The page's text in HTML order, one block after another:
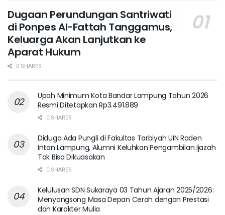
Dugaan Perundungan Santriwati
di Ponpes Al-Fattah Tanggamus,
Keluarga Akan Lanjutkan ke
Aparat Hukum ‎
0 SHARES
Upah Minimum Kota Bandar Lampung Tahun 2026
Resmi Ditetapkan Rp3.491.889
0 SHARES
Diduga Ada Pungli di Fakultas Tarbiyah UIN Raden
Intan Lampung, Alumni Keluhkan Pengambilan Ijazah
Tak Bisa Dikuasakan
0 SHARES
Kelulusan SDN Sukaraya 03 Tahun Ajaran 2025/2026:
Menyongsong Masa Depan Cerah dengan Prestasi
dan Karakter Mulia